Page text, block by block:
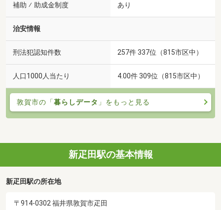
補助 ⁄ 助成金制度 あり
治安情報
刑法犯認知件数 257件 337位（815市区中）
人口1000人当たり 4.00件 309位（815市区中）
敦賀市の「暮らしデータ 」をもっと見る
新疋田駅の基本情報
新疋田駅の所在地
〒914-0302 福井県敦賀市疋田